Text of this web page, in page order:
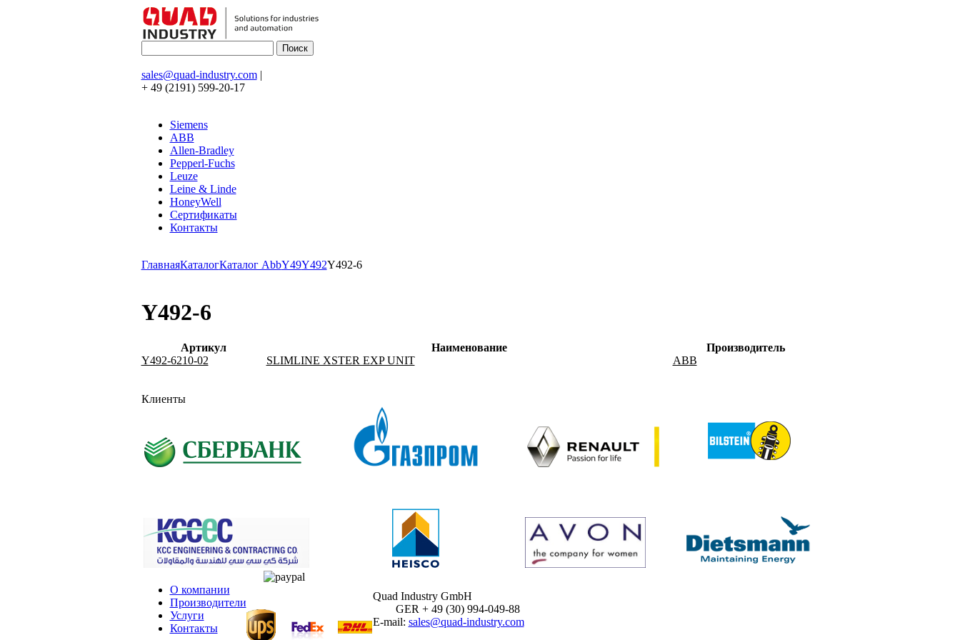
sales@quad-industry.com|
+ 49 (2191) 599-20-17
Siemens
ABB
Allen-Bradley
Pepperl-Fuchs
Leuze
Leine & Linde
HoneyWell
Сертификаты
Контакты
ГлавнаяКаталогКаталог AbbY49Y492Y492-6
Y492-6
Артикул Наименование
Производитель
Y492-6210-02
SLIMLINE XSTER EXP UNIT ABB
Клиенты
О компании
Производители
Услуги
Контакты
Quad Industry GmbH
GER + 49 (30) 994-049-88
E-mail: sales@quad-industry.com